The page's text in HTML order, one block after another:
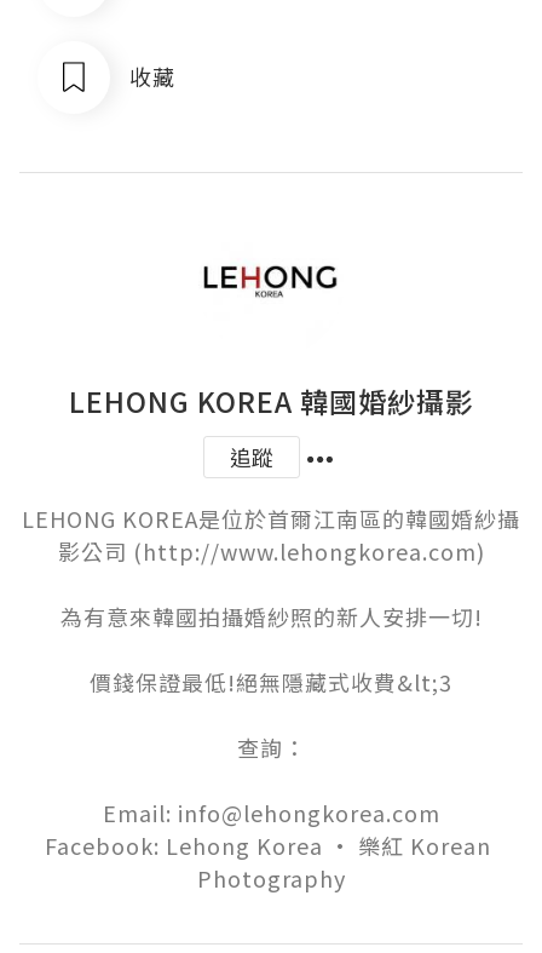
收藏
LEHONG KOREA 韓國婚紗攝影
追蹤
LEHONG KOREA是位於首爾江南區的韓國婚紗攝
影公司 (http://www.lehongkorea.com)
為有意來韓國拍攝婚紗照的新人安排一切!
價錢保證最低!絕無隱藏式收費&lt;3
查詢：
Email: info@lehongkorea.com
Facebook: Lehong Korea • 樂紅 Korean
Photography